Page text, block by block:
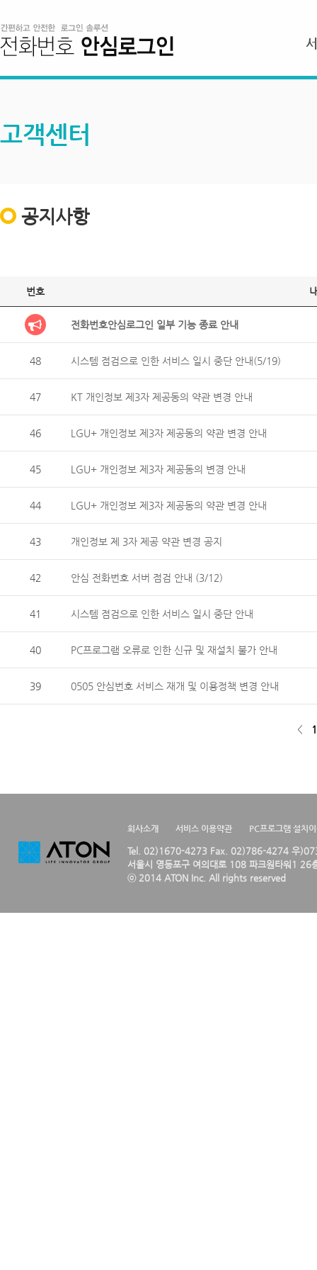
고객센터
공지사항
번호
전화번호안심로그인 일부 기능 종료 안내
48 시스템 점검으로 인한 서비스 일시 중단 안내(5/19)
47 KT 개인정보 제3자 제공동의 약관 변경 안내
46 LGU+ 개인정보 제3자 제공동의 약관 변경 안내
45 LGU+ 개인정보 제3자 제공동의 변경 안내
44 LGU+ 개인정보 제3자 제공동의 약관 변경 안내
43 개인정보 제 3자 제공 약관 변경 공지
42 안심 전화번호 서버 점검 안내 (3/12)
41 시스템 점검으로 인한 서비스 일시 중단 안내
40 PC프로그램 오류로 인한 신규 및 재설치 불가 안내
39 0505 안심번호 서비스 재개 및 이용정책 변경 안내
< 1
회사소개 서비스 이용약관 PC프로그램 설치
Tel. 02)1670-4273 Fax. 02)786-4274 우
서울시 영등포구 여의대로 108 파크원타워1 26
ⓒ 2014 ATON Inc. All rights reserved